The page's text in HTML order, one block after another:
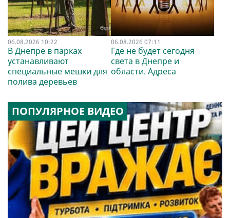
06.08.2026 10:22
В Днепре в парках
устанавливают
специальные мешки для
полива деревьев
06.08.2026 07:11
Где не будет сегодня
света в Днепре и
области. Адреса
ПОПУЛЯРНОЕ ВИДЕО